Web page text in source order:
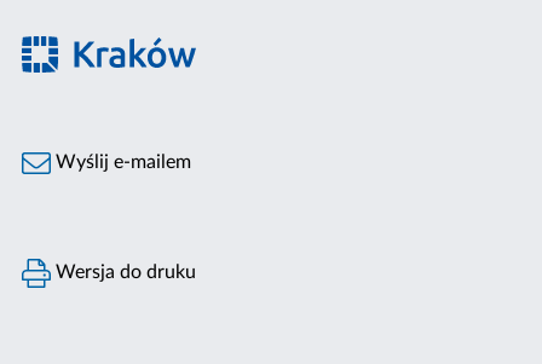
Wyślij e-mailem
Wersja do druku